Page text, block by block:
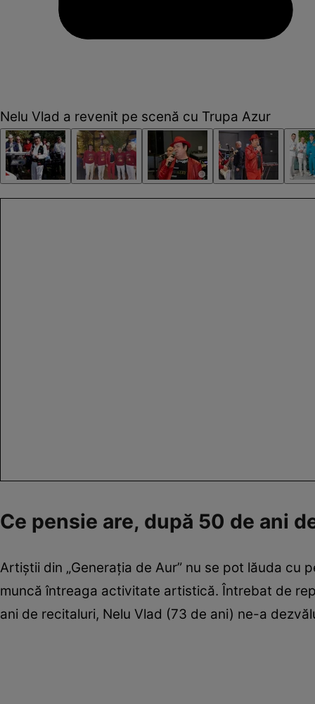
Nelu Vlad a revenit pe scenă cu Trupa Azur
Ce pensie are, după 50 de ani
Artiștii din „Generația de Aur” nu se pot lăuda cu
muncă întreaga activitate artistică. Întrebat de
ani de recitaluri, Nelu Vlad (73 de ani) ne-a